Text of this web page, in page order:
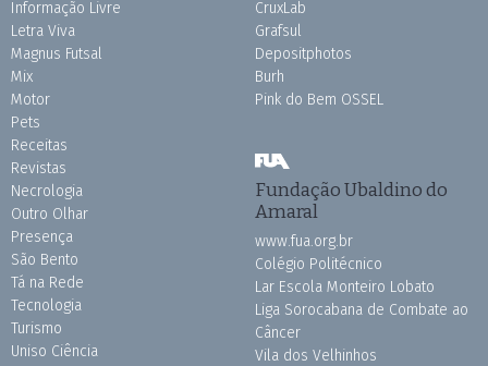
Informação Livre
Letra Viva
Magnus Futsal
Mix
Motor
Pets
Receitas
Revistas
Necrologia
Outro Olhar
Presença
São Bento
Tá na Rede
Tecnologia
Turismo
Uniso Ciência
CruxLab
Grafsul
Depositphotos
Burh
Pink do Bem OSSEL
Fundação Ubaldino do
Amaral
www.fua.org.br
Colégio Politécnico
Lar Escola Monteiro Lobato
Liga Sorocabana de Combate ao
Câncer
Vila dos Velhinhos